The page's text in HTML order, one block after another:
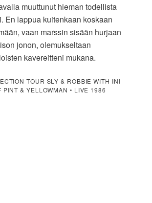
muuttunut hieman todellista
En lappua kuitenkaan koskaan
vaan marssin sisään hurjaan
jonon, olemukseltaan
kavereitteni mukana.
TOUR SLY & ROBBIE WITH INI
PINT & YELLOWMAN • LIVE 1986